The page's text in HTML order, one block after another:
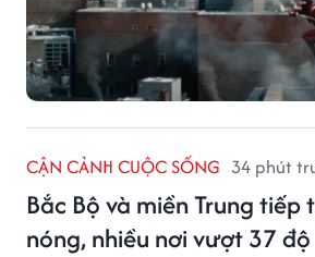
CẬN CẢNH CUỘC SỐNG 34 phút
Bắc Bộ và miền Trung tiếp
nóng, nhiều nơi vượt 37 độ